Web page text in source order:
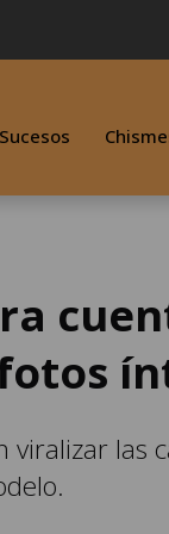
Sucesos
viralizar las